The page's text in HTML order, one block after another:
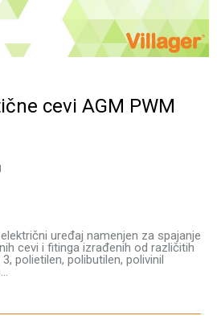
cevi AGM PWM
uređaj namenjen za spajanje
cevi i fitinga izrađenih od različitih
polietilen, polibutilen, polivinil
...